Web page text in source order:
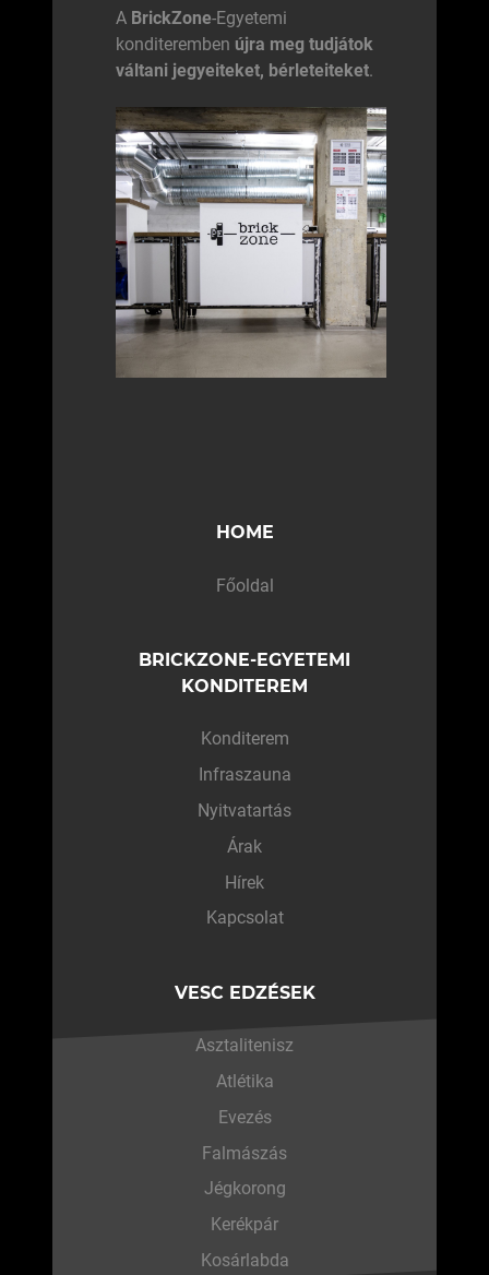
A BrickZone-Egyetemi
konditeremben újra meg tudjátok
váltani jegyeiteket, bérleteiteket.
HOME
Főoldal
BRICKZONE-EGYETEMI
KONDITEREM
Konditerem
Infraszauna
Nyitvatartás
Árak
Hírek
Kapcsolat
VESC EDZÉSEK
Asztalitenisz
Atlétika
Evezés
Falmászás
Jégkorong
Kerékpár
Kosárlabda